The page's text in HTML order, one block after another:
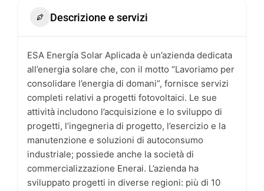
Descrizione e servizi
ESA Energía Solar Aplicada è un’azienda dedicata
all’energia solare che, con il motto “Lavoriamo per
consolidare l’energia di domani”, fornisce servizi
completi relativi a progetti fotovoltaici. Le sue
attività includono l’acquisizione e lo sviluppo di
progetti, l’ingegneria di progetto, l’esercizio e la
manutenzione e soluzioni di autoconsumo
industriale; possiede anche la società di
commercializzazione Enerai. L’azienda ha
sviluppato progetti in diverse regioni: più di 10